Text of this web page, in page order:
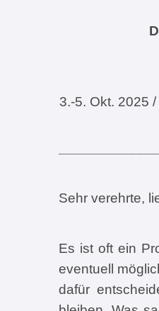
3.-5. Okt. 2025 /
Sehr verehrte,
Es ist oft ein
eventuell
dafür